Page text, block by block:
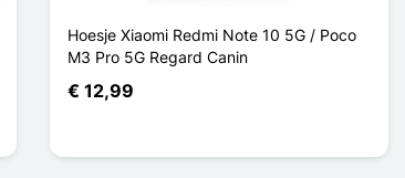
Hoesje Xiaomi Redmi Note 10 5G / Poco
M3 Pro 5G Regard Canin
€ 12,99